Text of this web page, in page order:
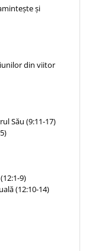
și
din viitor
Său (9:11-17)
9)
(12:10-14)